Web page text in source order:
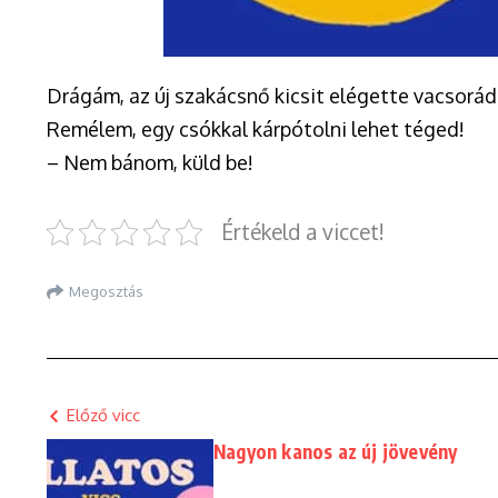
Drágám, az új szakácsnő kicsit elégette
Remélem, egy csókkal kárpótolni lehet téged!
– Nem bánom, küld be!
Értékeld a viccet!
Megosztás
Előző vicc
Nagyon kanos az új jövevény